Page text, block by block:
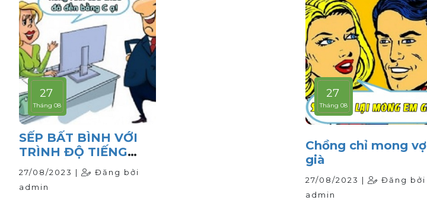
27
Tháng 08
SẾP BẤT BÌNH VỚI
TRÌNH ĐỘ TIẾNG
ANH CỦA THƯ KÝ
27/08/2023 |
Đăng bởi
admin
27
Tháng 08
Chồng chỉ mong vợ
già
27/08/2023 |
Đăng bởi
admin